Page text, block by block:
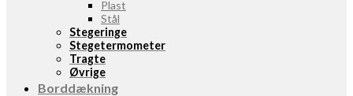
Plast
Stål
Stegeringe
Stegetermometer
Tragte
Øvrige
Borddækning